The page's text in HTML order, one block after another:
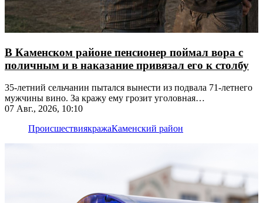
В Каменском районе пенсионер поймал вора с
поличным и в наказание привязал его к столбу
35-летний сельчанин пытался вынести из подвала 71-летнего
мужчины вино. За кражу ему грозит уголовная
ответственность
07 Авг., 2026, 10:10
ПроисшествиякражаКаменский район